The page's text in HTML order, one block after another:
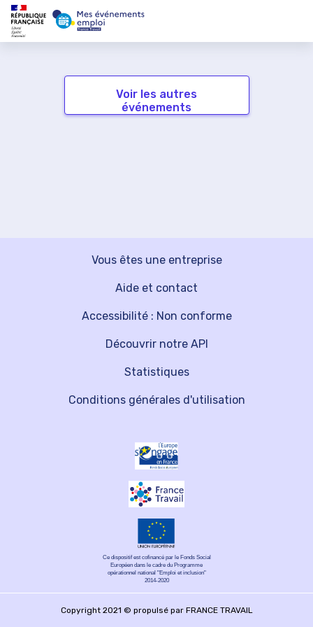
Voir les autres
événements
Vous êtes une entreprise
Découvrir notre API
Aide et contact
Statistiques
Accessibilité : Non conforme
Conditions générales d'utilisation
Ce dispositif est cofinancé par le Fonds Social
Européen dans le cadre du Programme
opérationnel national "Emploi et inclusion"
2014-2020
Copyright 2021 © propulsé par FRANCE TRAVAIL